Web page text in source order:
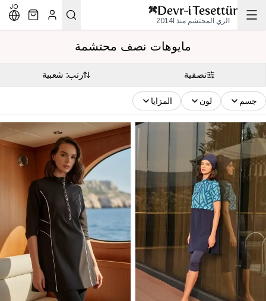
الزي المحتشم منذ 2014l
JO
مايوهات نصف محتشمة
تصفية رتب: شعبية
جسم لون المزايا